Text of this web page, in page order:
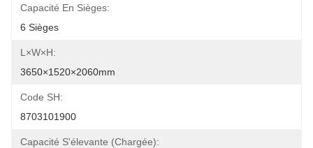
Capacité En Sièges:
6 Sièges
L×W×H:
3650×1520×2060mm
Code SH:
8703101900
Capacité S'élevante (chargée):